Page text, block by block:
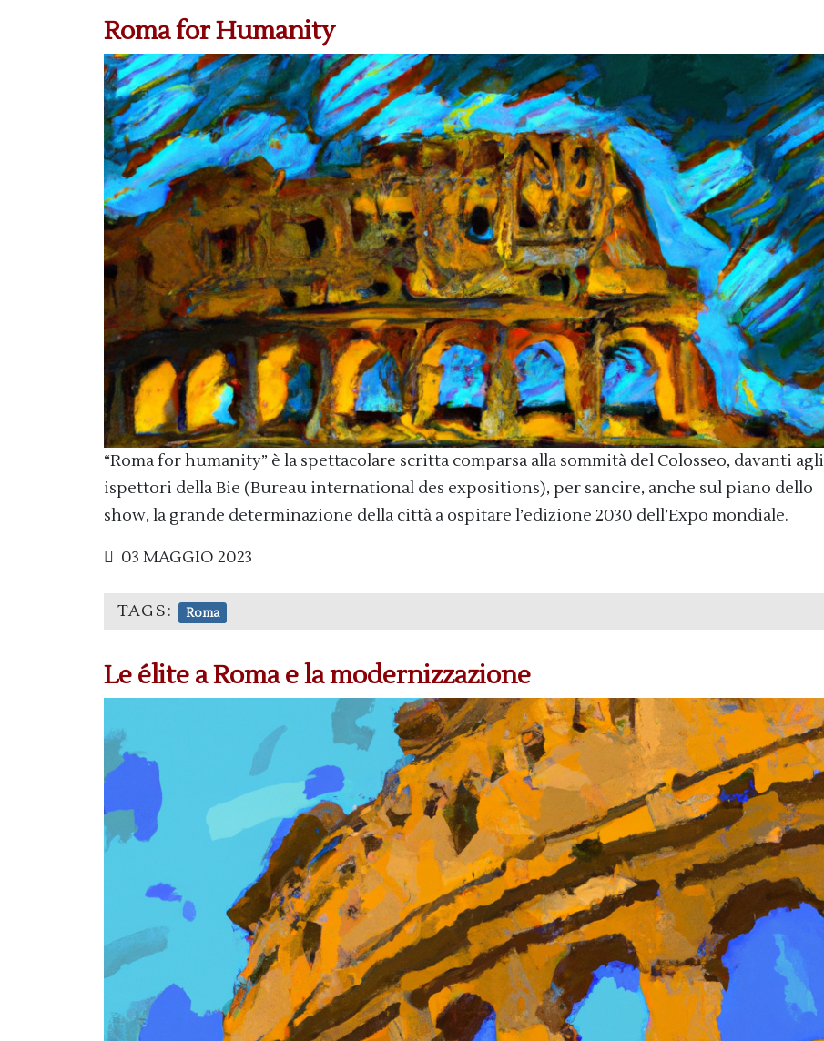
Roma for Humanity
“Roma for humanity” è la spettacolare scritta comparsa alla sommità del Colosseo, davanti agli
ispettori della Bie (Bureau international des expositions), per sancire, anche sul piano dello
show, la grande determinazione della città a ospitare l’edizione 2030 dell’Expo mondiale.
03 MAGGIO 2023
TAGS: Roma
Le élite a Roma e la modernizzazione